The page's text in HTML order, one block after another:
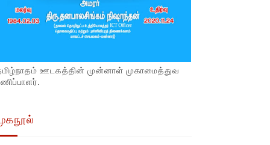
ஊடகத்தின் முன்னாள் முகாமைத்துவ